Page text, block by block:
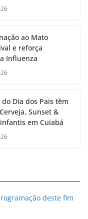
ao Mato
e reforça
Influenza
Dia dos Pais têm
Sunset &
em Cuiabá
deste fim